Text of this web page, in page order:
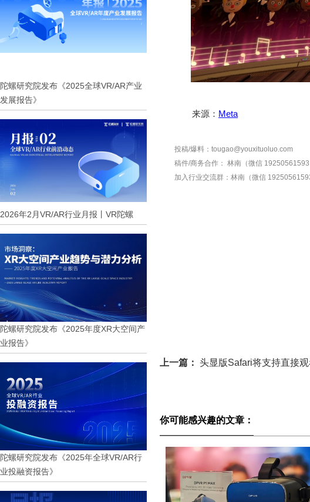
陀螺研究院发布《2025全球VR/AR产业
发展报告》
2026年2月VR/AR行业月报丨VR陀螺
陀螺研究院发布《2025年度XR大空间产
业报告》
陀螺研究院发布《2025年全球VR/AR行
业投融资报告》
来源： Meta
投稿/爆料：tougao@youxituoluo.com
稿件/商务合作： 林南（微信 19250561593
加入行业交流群： 林南（微信
上一篇： 头显版Safari将支持直接
你可能感兴趣的文章：